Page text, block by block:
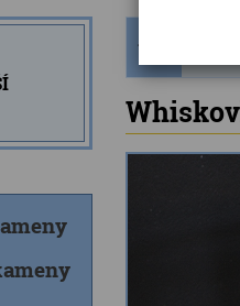
stránka